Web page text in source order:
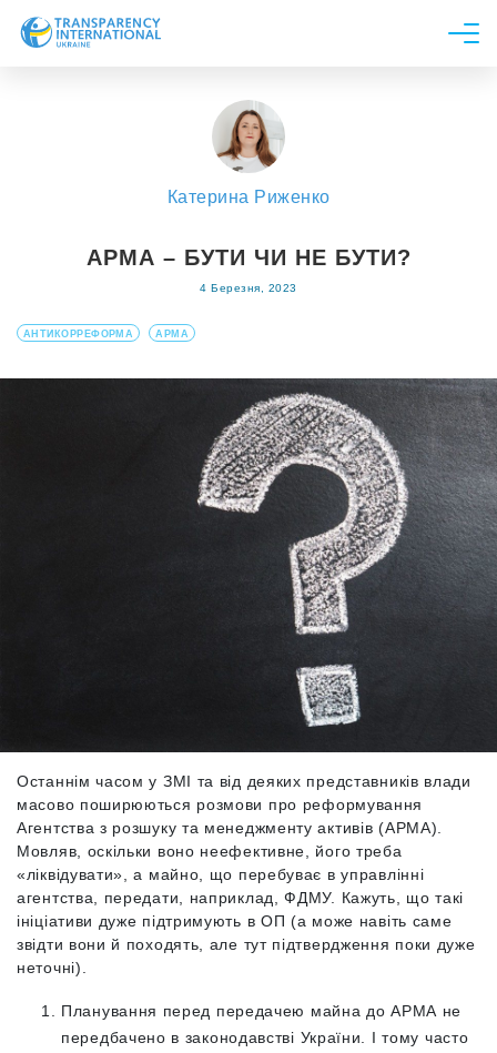
Напрями роботи
Долучитися
Катерина Риженко
АРМА – БУТИ ЧИ НЕ БУТИ?
4 Березня, 2023
АНТИКОРРЕФОРМА АРМА
Останнім часом у ЗМІ та від деяких представників влади
масово поширюються розмови про реформування
Агентства з розшуку та менеджменту активів (АРМА).
Мовляв, оскільки воно неефективне, його треба
«ліквідувати», а майно, що перебуває в управлінні
агентства, передати, наприклад, ФДМУ. Кажуть, що такі
ініціативи дуже підтримують в ОП (а може навіть саме
звідти вони й походять, але тут підтвердження поки дуже
неточні).
Планування перед передачею майна до АРМА не
передбачено в законодавстві України. І тому часто